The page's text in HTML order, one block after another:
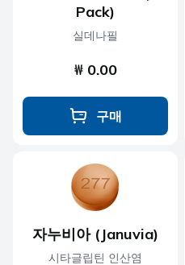
Pack)
실데나필
₩ 0.00
구매
자누비아 (Januvia)
시타글립틴 인산염